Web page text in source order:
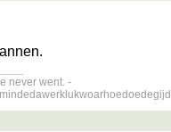
never went. -